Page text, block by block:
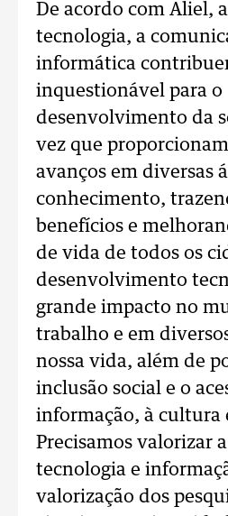
De acordo com Aliel,
tecnologia, a
informática
inquestionável para o
desenvolvimento da
vez que
avanços em diversas
conhecimento,
benefícios e
de vida de todos os
desenvolvimento
grande impacto no
trabalho e em
nossa vida, além de
inclusão social e o
informação, à cultura
Precisamos valorizar
tecnologia e
valorização dos